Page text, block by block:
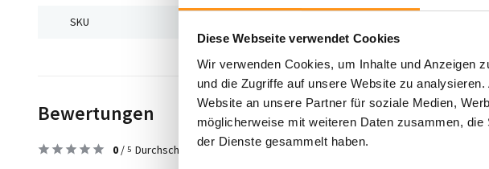
Diese Webseite verwendet Cookies
Wir verwenden Cookies, um Inhalte und Anzeigen
und die Zugriffe auf unsere Website zu
Website an unsere Partner für soziale Medien,
möglicherweise mit weiteren Daten zusammen,
der Dienste gesammelt haben.
SKU
Bewertungen
0 / 5 Durchschnitt aus 0 Bewertungen